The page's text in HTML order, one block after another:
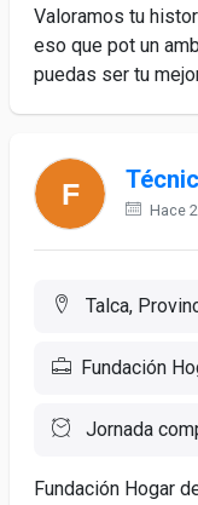
Valoramos tu
eso que pot un
puedas ser tu
Hace
Talca,
Fundación
Jornada
Fundación Hogar